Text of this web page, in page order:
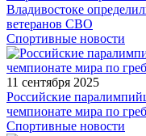
Владивостоке
ветеранов СВО
Спортивные новости
11 сентября 2025
Российские
чемпионате мира по
Спортивные новости